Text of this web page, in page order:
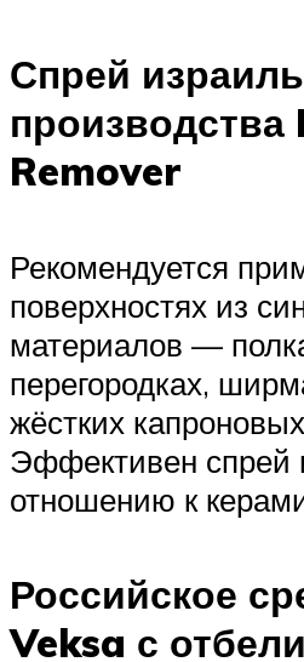
Спрей
производства
Remover
Рекомендуется
поверхностях из
материалов —
перегородках,
жёстких
Эффективен спрей
отношению к
Российское
Veksa с